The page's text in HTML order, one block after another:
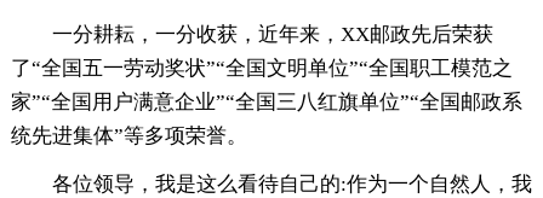
一分耕耘，一分收获，近年来，XX邮政先后荣获
了“全国五一劳动奖状”“全国文明单位”“全国职工模范之
家”“全国用户满意企业”“全国三八红旗单位”“全国邮政系
统先进集体”等多项荣誉。
各位领导，我是这么看待自己的:作为一个自然人，我